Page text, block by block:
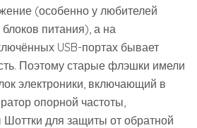
(особенно у любителей
питания), а на
USB-портах бывает
Поэтому старые флэшки имели
электроники, включающий в
опорной частоты,
для защиты от обратной